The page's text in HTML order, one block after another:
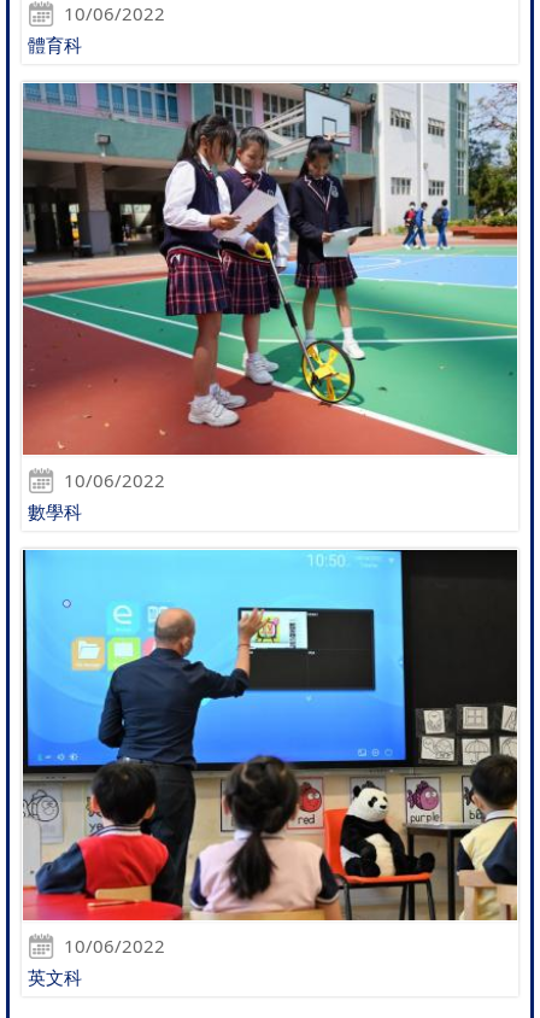
10/06/2022
體育科
10/06/2022
數學科
10/06/2022
英文科